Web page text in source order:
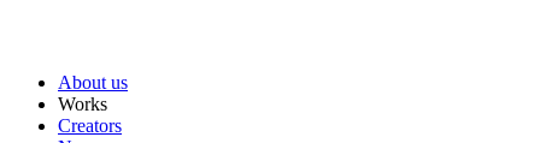
About us
Works
Creators